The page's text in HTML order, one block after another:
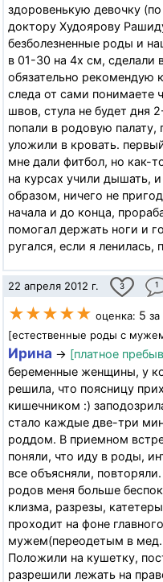
здоровенькую девочку
доктору Худоярову
безболезненные роды и
в 01-30 на 4х см, сделали
обязательно рекомендую
следа от сами понимаете
швов, стула не будет дня
попали в родовую палату,
уложили в кровать.
мне дали фитбол, но как-
на курсах учили дышать,
образом, ничего не
начала и до конца,
помогал держать ноги и
ругался, если я ленилась,
22 апреля 2012 г. 3 1
★★★★★ оценка: 5
[естественные роды с
Ирина → [платное
беременные женщины, у
решила, что поясницу
кишечником :)
стало каждые две-три
роддом. В приемном
поняли, что иду в роды,
все объясняли,
родов меня больше
клизма, разрезы,
проходит на фоне
мужем(переодетым в
Положили на кушетку,
разрешили лежать на